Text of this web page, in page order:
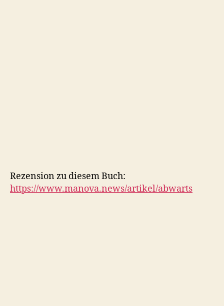
Rezension zu diesem Buch:
https://www.manova.news/artikel/abwarts